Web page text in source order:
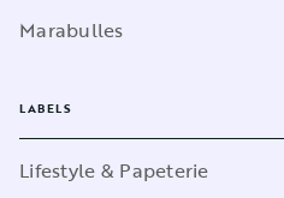
Marabulles
LABELS
Lifestyle & Papeterie